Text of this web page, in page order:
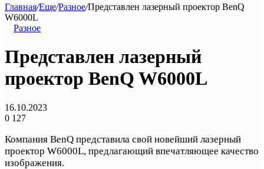
Главная/Еще/Разное/Представлен лазерный проектор BenQ
W6000L
Разное
Представлен лазерный
проектор BenQ W6000L
16.10.2023
0 127
Компания BenQ представила свой новейший лазерный
проектор W6000L, предлагающий впечатляющее качество
изображения.